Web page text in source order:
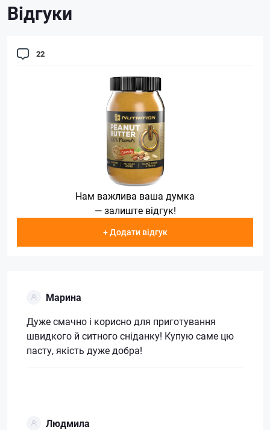
Відгуки
22
Нам важлива ваша думка
— залиште відгук!
+ Додати відгук
Марина
Дуже смачно і корисно для приготування
швидкого й ситного сніданку! Купую саме цю
пасту, якість дуже добра!
Людмила